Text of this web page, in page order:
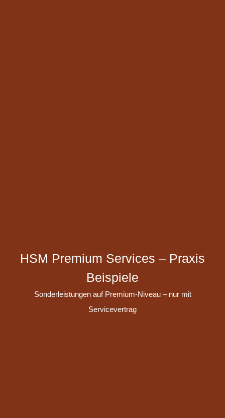
HSM Premium Services – Praxis
Beispiele
Sonderleistungen auf Premium-Niveau – nur mit
Servicevertrag